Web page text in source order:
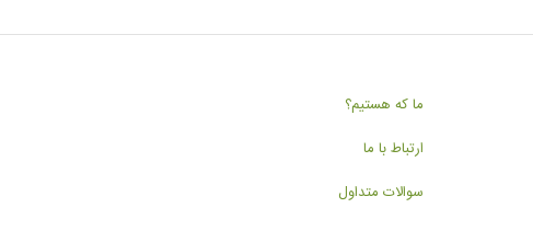
ما که هستیم؟
ارتباط با ما
سوالات متداول